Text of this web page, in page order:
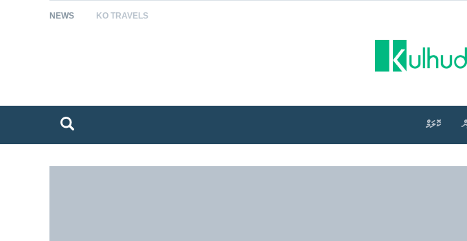
NEWS KO TRAVELS
ކޮލަމް